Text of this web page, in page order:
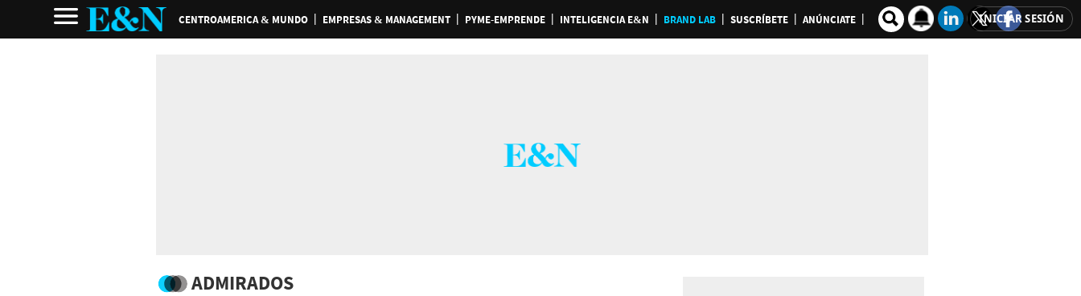
CENTROAMERICA & MUNDO EMPRESAS & MANAGEMENT PYME-EMPRENDE INTELIGENCIA E&N BRAND LAB SUSCRÍBETE ANÚNCIATE INICIAR SESIÓN
ADMIRADOS